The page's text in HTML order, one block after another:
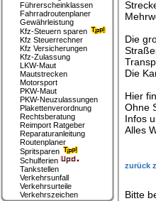
Die
Die
Hier
Ohne
Infos
Alles
zurück
Bitte
Führerscheinklassen
Fahrradroutenplaner
Gewährleistung
Kfz-Steuern sparen
Kfz Steuerrechner
Kfz Versicherungen
Kfz-Zulassung
LKW-Maut
Mautstrecken
Motorsport
PKW-Maut
PKW-Neuzulassungen
Plakettenverordnung
Rechtsberatung
Reimport Ratgeber
Reparaturanleitung
Routenplaner
Spritsparen
Schulferien
Tankstellen
Verkehrsunfall
Verkehrsurteile
Verkehrszeichen